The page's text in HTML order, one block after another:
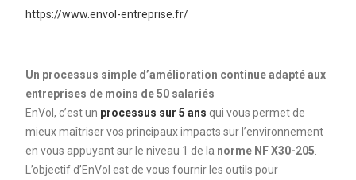
https://www.envol-entreprise.fr/
Un processus simple d’amélioration continue adapté aux
entreprises de moins de 50 salariés
EnVol, c’est un processus sur 5 ans qui vous permet de
mieux maîtriser vos principaux impacts sur l’environnement
en vous appuyant sur le niveau 1 de la norme NF X30-205
L’objectif d’EnVol est de vous fournir les outils pour